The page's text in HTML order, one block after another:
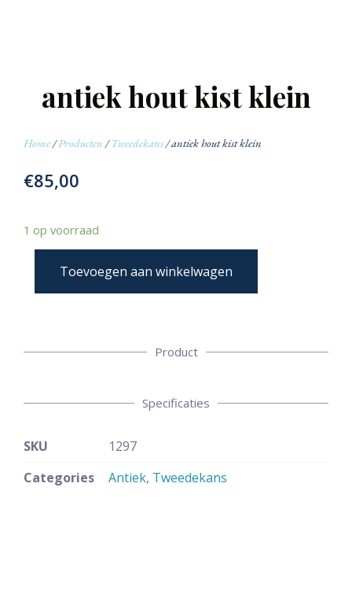
antiek hout kist klein
Home/Producten /Tweedekans/ antiek hout kist klein
€85,00
1 op voorraad
Toevoegen aan winkelwagen
Product
Specificaties
SKU
1297
Categories
Antiek, Tweedekans